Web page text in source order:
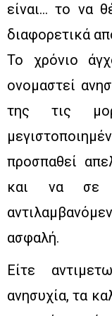
είναι… το να
διαφορετικά
Το χρόνιο
ονομαστεί
της τις
προσπαθεί
και να σε
ασφαλή.
Είτε
ανησυχία, τα